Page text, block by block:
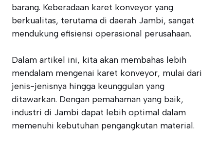
barang. Keberadaan karet konveyor yang
berkualitas, terutama di daerah Jambi, sangat
mendukung efisiensi operasional perusahaan.
Dalam artikel ini, kita akan membahas lebih
mendalam mengenai karet konveyor, mulai dari
jenis-jenisnya hingga keunggulan yang
ditawarkan. Dengan pemahaman yang baik,
industri di Jambi dapat lebih optimal dalam
memenuhi kebutuhan pengangkutan material.